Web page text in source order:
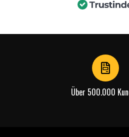
Über 500.000